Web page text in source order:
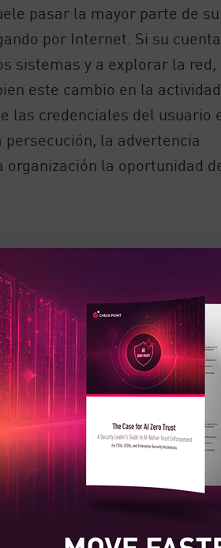
pasar la mayor parte de su
por Internet. Si su
sistemas y a explorar la red,
este cambio en la actividad
las credenciales del usuario
la advertencia
la oportunidad
de
usuarios y
es posible que no
sus objetivos. Esto puede
seguridad diseñadas para